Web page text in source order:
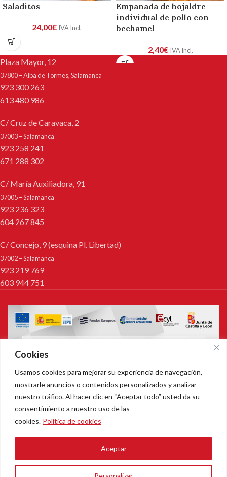
Cookies
Usamos cookies para mejorar su experiencia de navegación,
mostrarle anuncios o contenidos personalizados y analizar
nuestro tráfico. Al hacer clic en “Aceptar todo” usted da su
consentimiento a nuestro uso de las
cookies. Política de cookies
Aceptar
Saladitos
24,00€ IVA Incl.
Empanada de hojaldre
individual de pollo con
bechamel
2,40€ IVA Incl.
Plaza Mayor, 12
37800 – Alba de Tormes, Salamanca
923 300 263
613 480 986
C/ Cruz de Caravaca, 2
37003 – Salamanca
923 258 241
671 288 302
C/ María Auxiliadora, 91
37005 – Salamanca
923 236 323
604 267 845
C/ Concejo, 9 (esquina Pl. Libertad)
37002 – Salamanca
923 219 769
603 944 751
Pastelerias Martomar S.L. | B37524857 | Camino Coladeros, 2 - BJ, Alba de
Tormes, 37800 , Salamanca (España)